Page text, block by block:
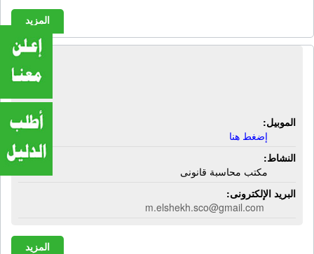
المزيد
المكتب الإستشارى المتخصص - محمود
الشيخ وشركاه | مكتب محاسبة قانونى
الموبيل:
إضغط هنا
النشاط:
مكتب محاسبة قانونى
البريد الإلكترونى:
m.elshekh.sco@gmail.com
المزيد